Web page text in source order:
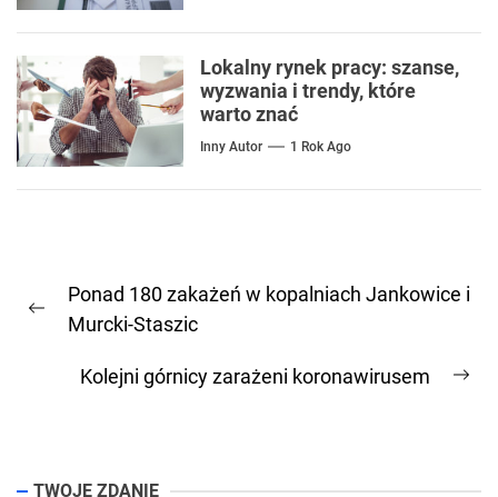
Lokalny rynek pracy: szanse,
wyzwania i trendy, które
warto znać
Inny Autor 1 Rok Ago
wpisu
Previous
Ponad 180 zakażeń w kopalniach Jankowice i
Murcki-Staszic
Kolejni górnicy zarażeni koronawirusem
TWOJE ZDANIE